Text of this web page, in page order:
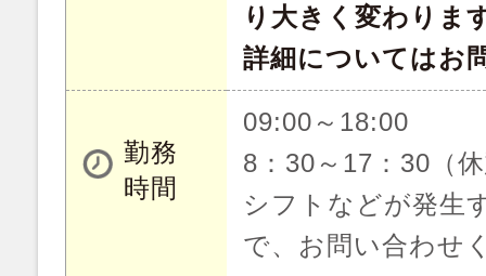
り大きく変わりま
詳細についてはお
勤務
時間
09:00～18:00
8：30～17：30（
シフトなどが発生
で、お問い合わせ